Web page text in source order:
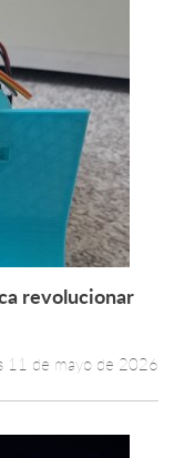
más +
revolucionar
11 de mayo de 2026